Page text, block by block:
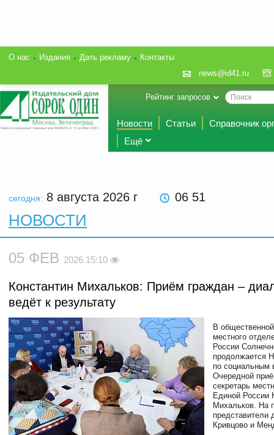
О нас Издания Дать рекламу
Контакты
news@id41.ru
Рейтинг запросов
Новости Статьи
Справочник
Ещё
сегодня: 8 августа 2026 г 06 51
НОВОСТИ
05 ФЕВ 2026 15:10
Константин Михальков: Приём граждан –
ведёт к результату
В
местного
России
продолжается
по социальным
Очередной
секретарь
Единой России
Михальков. На
представители
Кривцово и